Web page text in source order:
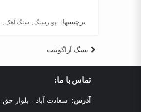
برچسبها: پودرسنگ سنگ آهک
راهبری
نوشته
سنگ آراگونیت
تماس با ما:
آدرس: سعادت آباد – بلوار